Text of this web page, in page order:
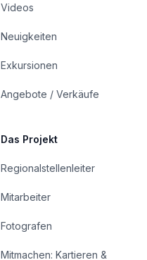
Videos
Neuigkeiten
Exkursionen
Angebote / Verkäufe
Das Projekt
Regionalstellenleiter
Mitarbeiter
Fotografen
Mitmachen: Kartieren &